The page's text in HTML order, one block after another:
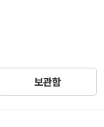
보관함